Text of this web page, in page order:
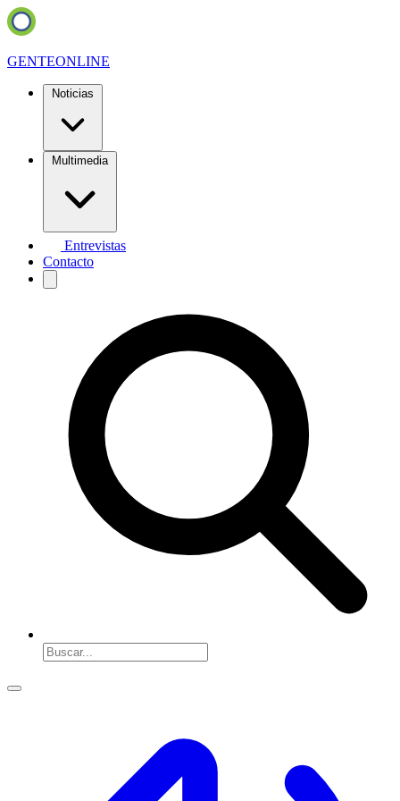
GENTEONLINE
Noticias
Multimedia
Entrevistas
Contacto